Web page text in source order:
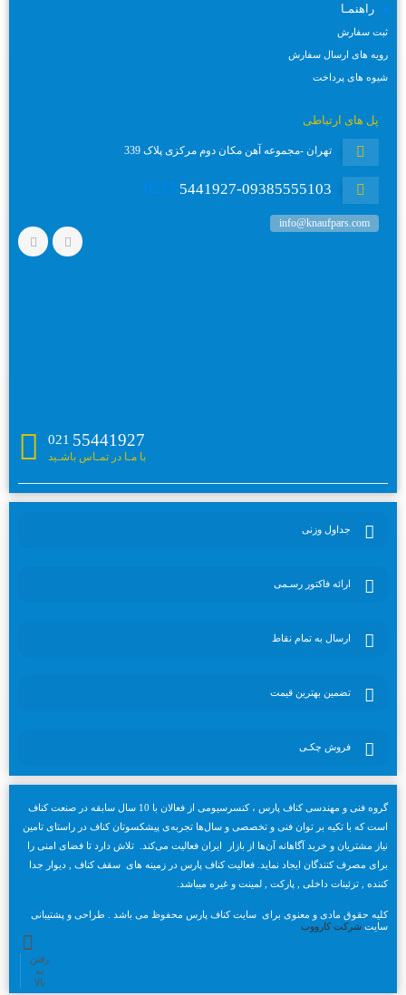
راهنمـا
ثبت سفارش
رویه های ارسال سفارش
شیوه های پرداخت
پل های ارتباطی
تهران -مجموعه آهن مکان دوم مرکزی پلاک 339
0215 5441927-09385555103
info@knaufpars.com
55441927
021
با مـا در تمـاس باشـید
جداول وزنی
ارائه فاکتور رسـمی
ارسال به تمام نقاط
تضمین بهترین قیمت
فروش چکـی
گروه فنی و مهندسی کناف پارس ، کنسرسیومی از فعالان با 10 سال سابقه در صنعت کناف
است که با تکیه بر توان فنی و تخصصی و سال‌ها تجربه‌ی پیشکسوتان کناف در راستای تامین
نیاز مشتریان و خرید آگاهانه آن‌ها از بازار ایران فعالیت می‌کند. تلاش دارد تا فضای امنی را
برای مصرف کنندگان ایجاد نماید. فعالیت کناف پارس در زمینه های سقف کناف , دیوار جدا
کننده , تزئینات داخلی , پارکت , لمینت و غیره میباشد.
کلیه حقوق مادی و معنوی برای سایت کناف پارس محفوظ می باشد . طراحی و پشتیبانی
سایت شرکت کارووب
رفتن
به
بالا